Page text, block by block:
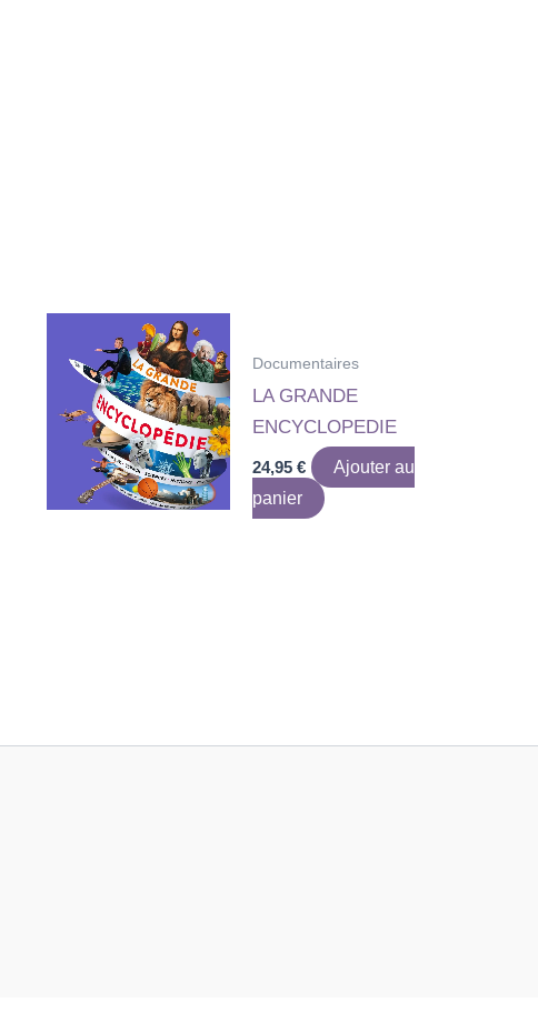
Documentaires
LA GRANDE
ENCYCLOPEDIE
24,95€
Ajouter au
panier